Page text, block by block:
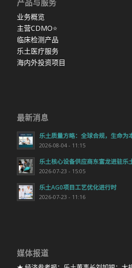
产品与服务
业务概览
主营CDMO⭐
临床检测产品
乐土医疗服务
海内外投资项目
最新消息
乐土质量方略：全球合规，生命为
2026-08-04 - 11:15
乐土核心设备供应商东富龙进驻乐
2026-07-23 - 15:05
乐土AG0项目工艺优化进行时
2026-07-23 - 11:16
媒体报道